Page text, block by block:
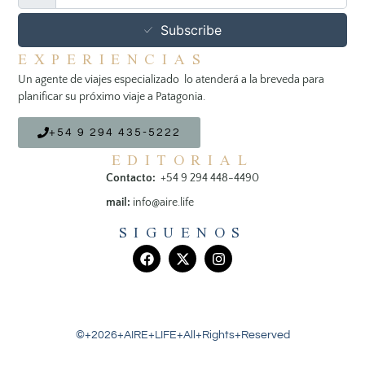
Subscribe
EXPERIENCIAS
Un agente de viajes especializado lo atenderá a la breveda para
planificar su próximo viaje a Patagonia.
+54 9 294 435-5222
EDITORIAL
Contacto: +54 9 294 448-4490
mail: info@aire.life
SIGUENOS
©+2026+AIRE+LIFE+All+Rights+Reserved